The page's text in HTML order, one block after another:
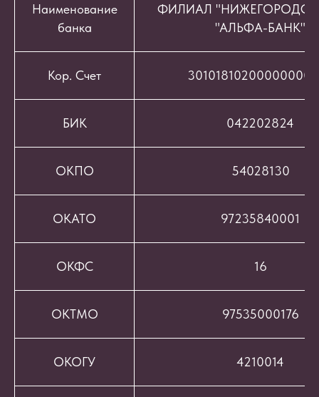
Наименование
банка
ФИЛИАЛ
"АЛЬФА-БАНК"
Кор. Счет
БИК 042202824
ОКПО 54028130
ОКАТО 97235840001
ОКФС 16
ОКТМО 97535000176
ОКОГУ 4210014